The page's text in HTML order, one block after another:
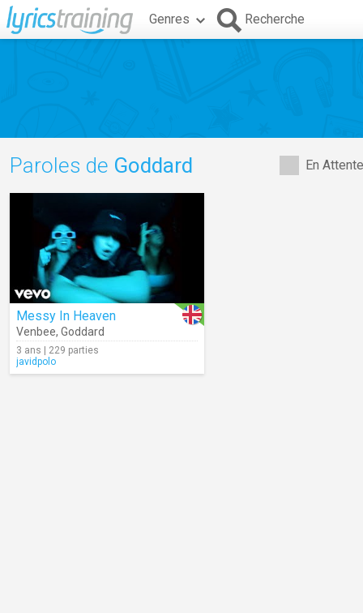
Genres Recherche
En
Paroles de Goddard
Messy In Heaven
Venbee, Goddard
3 ans | 229 parties
javidpolo